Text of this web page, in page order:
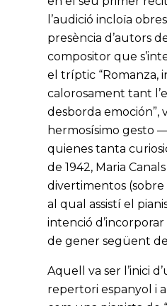
l’audició incloïa
presència d’autors
compositor que
el tríptic “Romanza,
calorosament tant
desborda emoción”,
hermosísimo gesto
quienes tanta
de 1942, Maria
divertimentos (sobre
al qual assistí el
intenció
de gener següent
Aquell va ser l’inici
repertori espanyol i